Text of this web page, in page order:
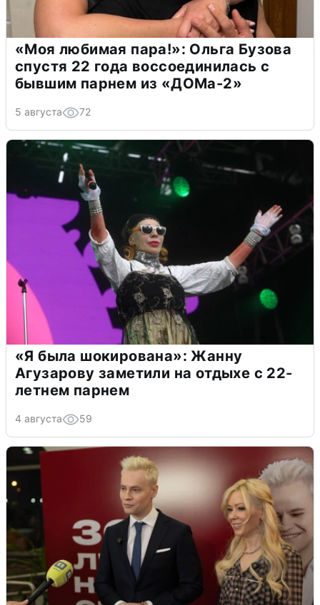
«Моя любимая пара!»: Ольга Бузова
спустя 22 года воссоединилась с
бывшим парнем из «ДОМа-2»
5 августа 72
«Я была шокирована»: Жанну
Агузарову заметили на отдыхе с 22-
летнем парнем
4 августа 59